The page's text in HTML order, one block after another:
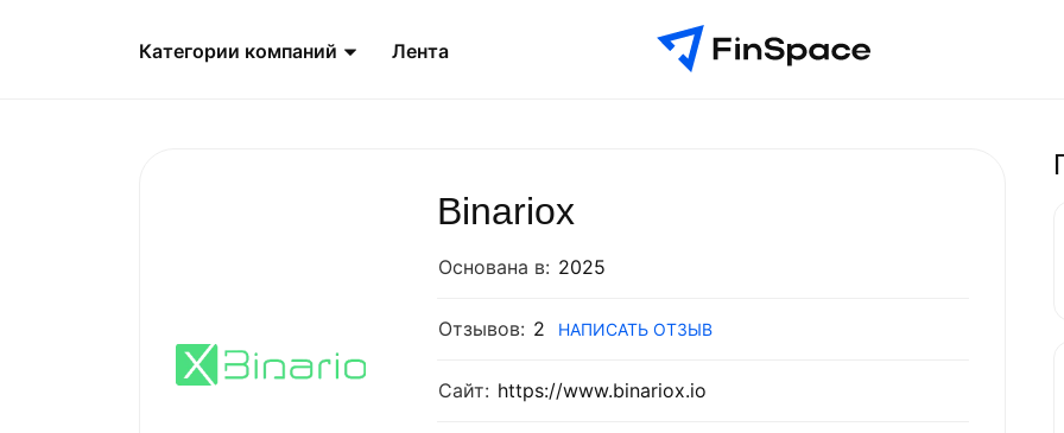
Категории компаний Лента
Binariox
Основана в: 2025
Отзывов: 2 НАПИСАТЬ ОТЗЫВ
Сайт: https://www.binariox.io